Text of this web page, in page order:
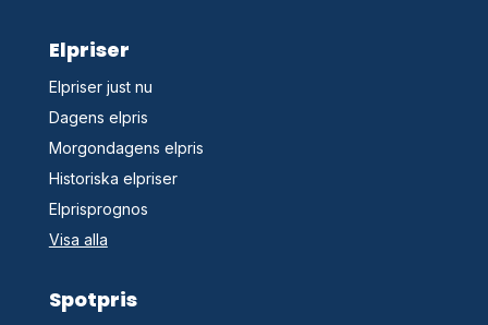
Elpriser
Elpriser just nu
Dagens elpris
Morgondagens elpris
Historiska elpriser
Elprisprognos
Visa alla
Spotpris